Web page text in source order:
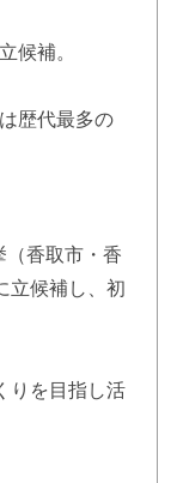
候補。
歴代最多の
（香取市・香
立候補し、初
りを目指し活